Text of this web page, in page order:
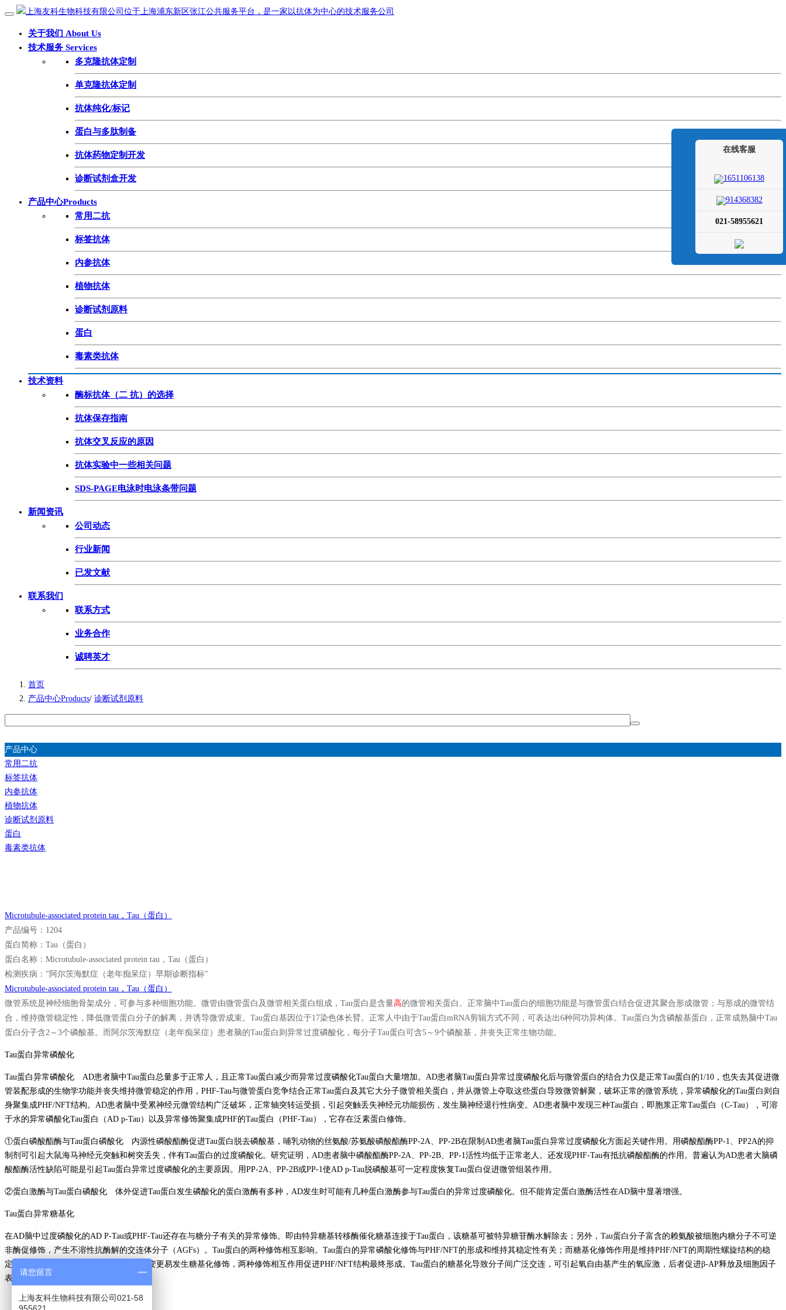
关于我们 About Us
技术服务 Services
多克隆抗体定制
单克隆抗体定制
抗体纯化/标记
蛋白与多肽制备
抗体药物定制开发
诊断试剂盒开发
产品中心Products
常用二抗
标签抗体
内参抗体
植物抗体
诊断试剂原料
蛋白
毒素类抗体
技术资料
酶标抗体（二 抗）的选择
抗体保存指南
抗体交叉反应的原因
抗体实验中一些相关问题
SDS-PAGE电泳时电泳条带问题
新闻资讯
公司动态
行业新闻
已发文献
联系我们
联系方式
业务合作
诚聘英才
首页
产品中心Products/ 诊断试剂原料
产品中心
常用二抗
标签抗体
内参抗体
植物抗体
诊断试剂原料
蛋白
毒素类抗体
Microtubule-associated protein tau，Tau（蛋白）
产品编号：1204
蛋白简称：Tau（蛋白）
蛋白名称：Microtubule-associated protein tau，Tau（蛋白）
检测疾病："阿尔茨海默症（老年痴呆症）早期诊断指标"
Microtubule-associated protein tau，Tau（蛋白）
微管系统是神经细胞骨架成分，可参与多种细胞功能。微管由微管蛋白及微管相关蛋白组成，Tau蛋白是含量高的微管相关蛋白。正常脑中Tau蛋白的细胞功能是与微管蛋白结合促进其聚合形成微管；与形成的微管结
合，维持微管稳定性，降低微管蛋白分子的解离，并诱导微管成束。Tau蛋白基因位于17染色体长臂。正常人中由于Tau蛋白mRNA剪辑方式不同，可表达出6种同功异构体。Tau蛋白为含磷酸基蛋白，正常成熟脑中Tau
蛋白分子含2～3个磷酸基。而阿尔茨海默症（老年痴呆症）患者脑的Tau蛋白则异常过度磷酸化，每分子Tau蛋白可含5～9个磷酸基，并丧失正常生物功能。
Tau蛋白异常磷酸化
Tau蛋白异常磷酸化 AD患者脑中Tau蛋白总量多于正常人，且正常Tau蛋白减少而异常过度磷酸化Tau蛋白大量增加。AD患者脑Tau蛋白异常过度磷酸化后与微管蛋白的结合力仅是正常Tau蛋白的1/10，也失去其促进微
管装配形成的生物学功能并丧失维持微管稳定的作用，PHF-Tau与微管蛋白竞争结合正常Tau蛋白及其它大分子微管相关蛋白，并从微管上夺取这些蛋白导致微管解聚，破坏正常的微管系统，异常磷酸化的Tau蛋白则自
身聚集成PHF/NFT结构。AD患者脑中受累神经元微管结构广泛破坏，正常轴突转运受损，引起突触丢失神经元功能损伤，发生脑神经退行性病变。AD患者脑中发现三种Tau蛋白，即胞浆正常Tau蛋白（C-Tau），可溶
于水的异常磷酸化Tau蛋白（AD p-Tau）以及异常修饰聚集成PHF的Tau蛋白（PHF-Tau），它存在泛素蛋白修饰。
①蛋白磷酸酯酶与Tau蛋白磷酸化 内源性磷酸酯酶促进Tau蛋白脱去磷酸基，哺乳动物的丝氨酸/苏氨酸磷酸酯酶PP-2A、PP-2B在限制AD患者脑Tau蛋白异常过度磷酸化方面起关键作用。用磷酸酯酶PP-1、PP2A的抑
制剂可引起大鼠海马神经元突触和树突丢失，伴有Tau蛋白的过度磷酸化。研究证明，AD患者脑中磷酸酯酶PP-2A、PP-2B、PP-1活性均低于正常老人。还发现PHF-Tau有抵抗磷酸酯酶的作用。普遍认为AD患者大脑磷
酸酯酶活性缺陷可能是引起Tau蛋白异常过度磷酸化的主要原因。用PP-2A、PP-2B或PP-1使AD p-Tau脱磷酸基可一定程度恢复Tau蛋白促进微管组装作用。
②蛋白激酶与Tau蛋白磷酸化 体外促进Tau蛋白发生磷酸化的蛋白激酶有多种，AD发生时可能有几种蛋白激酶参与Tau蛋白的异常过度磷酸化。但不能肯定蛋白激酶活性在AD脑中显著增强。
Tau蛋白异常糖基化
在AD脑中过度磷酸化的AD P-Tau或PHF-Tau还存在与糖分子有关的异常修饰。即由特异糖基转移酶催化糖基连接于Tau蛋白，该糖基可被特异糖苷酶水解除去；另外，Tau蛋白分子富含的赖氨酸被细胞内糖分子不可逆
非酶促修饰，产生不溶性抗酶解的交连体分子（AGFs）。Tau蛋白的两种修饰相互影响。Tau蛋白的异常磷酸化修饰与PHF/NFT的形成和维持其稳定性有关；而糖基化修饰作用是维持PHF/NFT的周期性螺旋结构的稳
定。在Tau蛋白过度磷酸化后结构性质改变更易发生糖基化修饰，两种修饰相互作用促进PHF/NFT结构最终形成。Tau蛋白的糖基化导致分子间广泛交连，可引起氧自由基产生的氧应激，后者促进β-AP释放及细胞因子
表达增加。
在线客服
1651106138
914368382
021-58955621
请您留言
上海友科生物科技有限公司021-58